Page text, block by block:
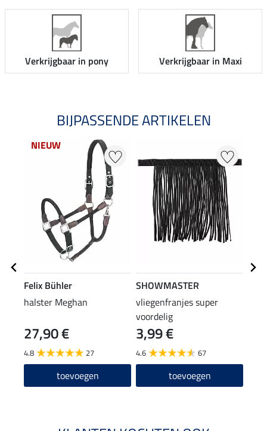
Verkrijgbaar in pony Verkrijgbaar in Maxi
BIJPASSENDE ARTIKELEN
NIEUW
Felix Bühler
halster Meghan
27,90 €
4.8 27
toevoegen
SHOWMASTER
vliegenfranjes super
voordelig
3,99 €
4.6 67
toevoegen